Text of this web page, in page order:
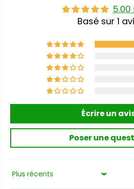
5.00
Basé sur 1
Écrire un
Poser une
Sort by